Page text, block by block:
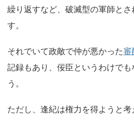
繰り返すなど、破滅型の軍師とさ
す。
それでいて政敵で仲が悪かった審
記録もあり、佞臣というわけでも
う。
ただし、逢紀は権力を得ようと